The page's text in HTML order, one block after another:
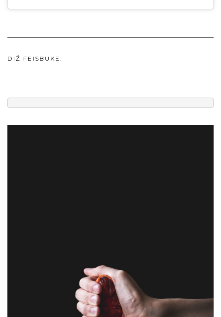
DIŽ FEISBUKE: